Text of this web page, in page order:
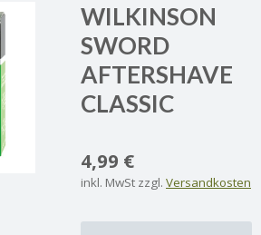
WILKINSON
SWORD
AFTERSHAVE
CLASSIC
4,99 €
inkl. MwSt zzgl. Versandkosten